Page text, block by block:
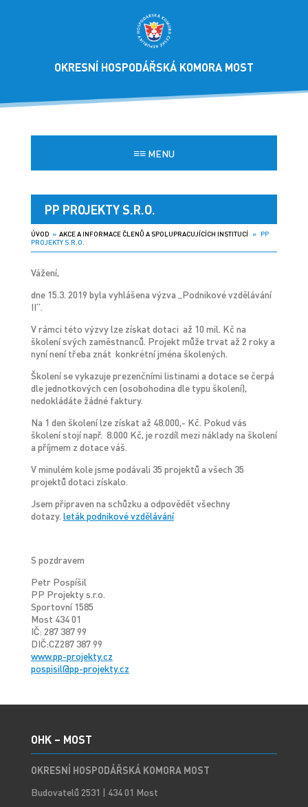
OKRESNÍ HOSPODÁŘSKÁ KOMORA MOST
≡≡MENU
PP PROJEKTY S.R.O.
ÚVOD » AKCE A INFORMACE ČLENŮ A SPOLUPRACUJÍCÍCH INSTITUCÍ» PP
PROJEKTY S.R.O.
Vážení,
dne 15.3. 2019 byla vyhlášena výzva „Podnikové vzdělávání
II“.
V rámci této výzvy lze získat dotaci až 10 mil. Kč na
školení svých zaměstnanců. Projekt může trvat až 2 roky a
nyní není třeba znát konkrétní jména školených.
Školení se vykazuje prezenčními listinami a dotace se čerpá
dle jednotkových cen (osobohodina dle typu školení),
nedokládáte žádné faktury.
Na 1 den školení lze získat až 48.000,- Kč. Pokud vás
školení stojí např. 8.000 Kč, je rozdíl mezi náklady na školení
a příjmem z dotace váš.
V minulém kole jsme podávali 35 projektů a všech 35
projektů dotaci získalo.
Jsem připraven na schůzku a odpovědět všechny
dotazy. leták podnikové vzdělávání
S pozdravem
Petr Pospíšil
PP Projekty s.r.o.
Sportovní 1585
Most 434 01
IČ: 287 387 99
DIČ:CZ287 387 99
www.pp-projekty.cz
pospisil@pp-projekty.cz
OHK – MOST
OKRESNÍ HOSPODÁŘSKÁ KOMORA MOST
Budovatelů 2531 | 434 01 Most